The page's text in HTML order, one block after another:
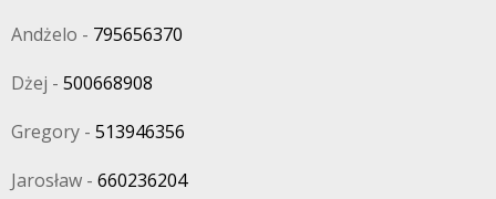
Andżelo - 795656370
Dżej - 500668908
Gregory - 513946356
Jarosław - 660236204